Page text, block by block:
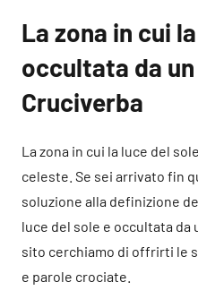
La zona in cui
occultata da
Cruciverba
La zona in cui la luce del
celeste. Se sei arrivato fin
soluzione alla definizione
luce del sole e occultata da
sito cerchiamo di offrirti le
e parole crociate.